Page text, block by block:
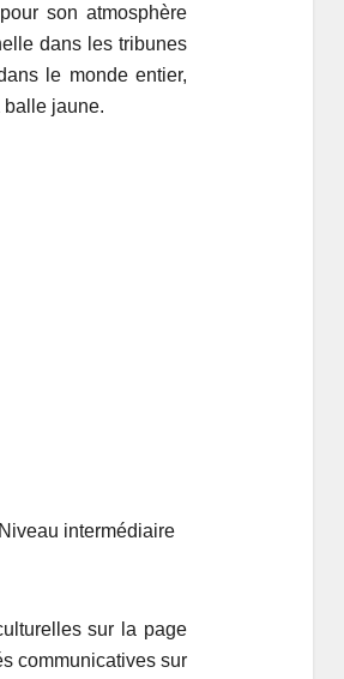
son atmosphère
dans les tribunes
le monde entier,
balle jaune.
intermédiaire
sur la page
communicatives sur